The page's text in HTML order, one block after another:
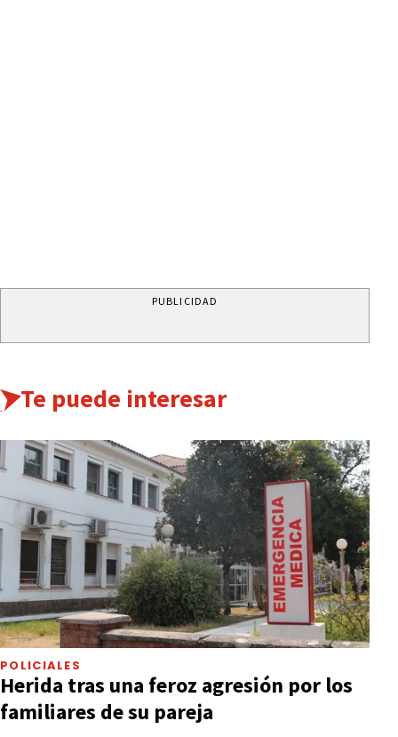
PUBLICIDAD
Te puede interesar
POLICIALES
Herida tras una feroz agresión por los
familiares de su pareja